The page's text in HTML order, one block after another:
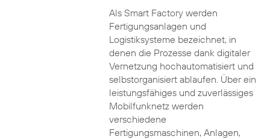
Als Smart Factory werden
Fertigungsanlagen und
Logistiksysteme bezeichnet, in
denen die Prozesse dank digitaler
Vernetzung hochautomatisiert und
selbstorganisiert ablaufen. Über ein
leistungsfähiges und zuverlässiges
Mobilfunknetz werden
verschiedene
Fertigungsmaschinen, Anlagen,